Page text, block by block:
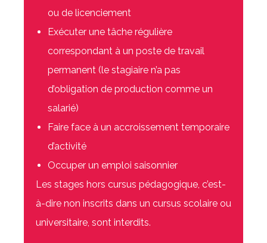
ou de licenciement
Exécuter une tâche régulière
correspondant à un poste de travail
permanent (le stagiaire n’a pas
d’obligation de production comme un
salarié)
Faire face à un accroissement temporaire
d’activité
Occuper un emploi saisonnier
Les stages hors cursus pédagogique, c’est-
à-dire non inscrits dans un cursus scolaire ou
universitaire, sont interdits.